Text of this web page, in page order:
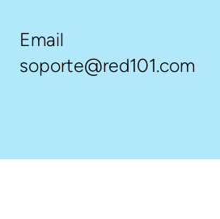
Email
soporte@red101.com